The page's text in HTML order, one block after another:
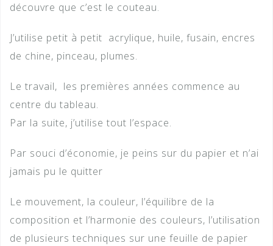
découvre que c’est le couteau.
J’utilise petit à petit acrylique, huile, fusain, encres
de chine, pinceau, plumes.
Le travail, les premières années commence au
centre du tableau.
Par la suite, j’utilise tout l’espace.
Par souci d’économie, je peins sur du papier et n’ai
jamais pu le quitter
Le mouvement, la couleur, l’équilibre de la
composition et l’harmonie des couleurs, l’utilisation
de plusieurs techniques sur une feuille de papier